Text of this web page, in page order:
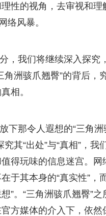
性的视角，去审视和理
络风暴。
，我们将继续深入探究
角洲骇爪翘臀”的背后，
相。
下那令人遐想的“三角
其“出处”与“真相”，我
得玩味的信息迷宫。网
于其本身的“真实性”，
想”。“三角洲骇爪翘臀”
方媒体的介入下，依然